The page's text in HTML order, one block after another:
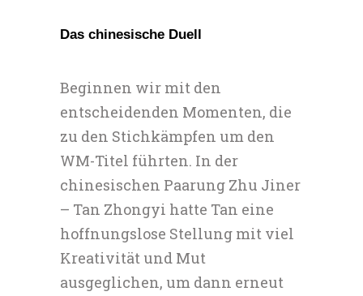
Das chinesische Duell
Beginnen wir mit den
entscheidenden Momenten, die
zu den Stichkämpfen um den
WM-Titel führten. In der
chinesischen Paarung Zhu Jiner
– Tan Zhongyi hatte Tan eine
hoffnungslose Stellung mit viel
Kreativität und Mut
ausgeglichen, um dann erneut